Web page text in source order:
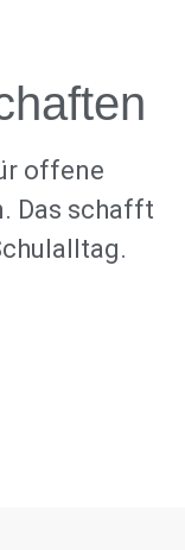
offene
Das schafft